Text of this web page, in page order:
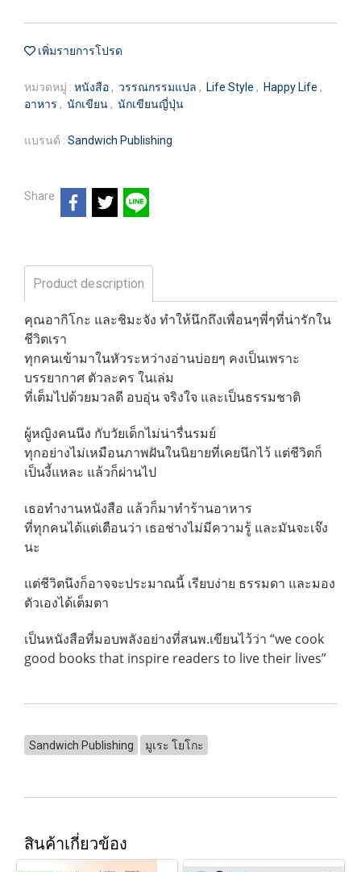
เพิ่มรายการโปรด
หมวดหมู่ : หนังสือ , วรรณกรรมแปล , Life Style , Happy Life ,
อาหาร , นักเขียน , นักเขียนญี่ปุ่น
แบรนด์ : Sandwich Publishing
Share
Product description
คุณอากิโกะ และชิมะจัง ทำให้นึกถึงเพื่อนๆพี่ๆที่น่ารักใน
ชีวิตเรา
ทุกคนเข้ามาในหัวระหว่างอ่านบ่อยๆ คงเป็นเพราะ
บรรยากาศ ตัวละคร ในเล่ม
ที่เต็มไปด้วยมวลดี อบอุ่น จริงใจ และเป็นธรรมชาติ
ผู้หญิงคนนึง กับวัยเด็กไม่น่ารื่นรมย์
ทุกอย่างไม่เหมือนภาพฝันในนิยายที่เคยนึกไว้ แต่ชีวิตก็
เป็นงี้แหละ แล้วก็ผ่านไป
เธอทำงานหนังสือ แล้วก็มาทำร้านอาหาร
ที่ทุกคนได้แต่เตือนว่า เธอช่างไม่มีความรู้ และมันจะเจ๊ง
นะ
แต่ชีวิตนึงก็อาจจะประมาณนี้ เรียบง่าย ธรรมดา และมอง
ตัวเองได้เต็มตา
เป็นหนังสือที่มอบพลังอย่างที่สนพ.เขียนไว้ว่า “we cook
good books that inspire readers to live their lives”
Sandwich Publishing มูเระ โยโกะ
สินค้าเกี่ยวข้อง